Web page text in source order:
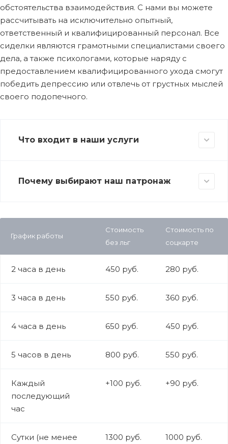
обстоятельства взаимодействия. С нами вы можете
рассчитывать на исключительно опытный,
ответственный и квалифицированный персонал. Все
сиделки являются грамотными специалистами своего
дела, а также психологами, которые наряду с
предоставлением квалифицированного ухода смогут
победить депрессию или отвлечь от грустных мыслей
своего подопечного.
Что входит в наши услуги
Почему выбирают наш патронаж
График работы
Стоимость
без льг
Стоимость по
соцкарте
2 часа в день 450 руб. 280 руб.
3 часа в день 550 руб. 360 руб.
4 часа в день 650 руб. 450 руб.
5 часов в день 800 руб. 550 руб.
Каждый
последующий
час
+100 руб. +90 руб.
Сутки (не менее 1300 руб. 1000 руб.